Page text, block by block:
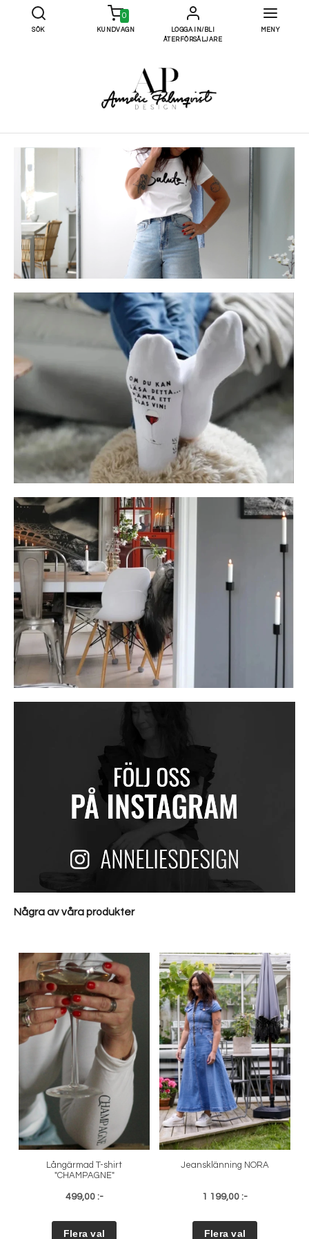
SÖK
0
KUNDVAGN
LOGGA IN/BLI
ÅTERFÖRSÄLJARE
MENY
Några av våra produkter
Långärmad T-shirt
"CHAMPAGNE"
499,00 :-
Jeansklänning NORA
1 199,00 :-